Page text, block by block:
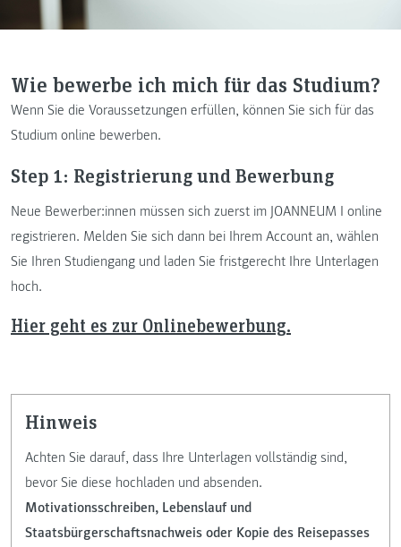
Wie bewerbe ich mich für das Studium?
Wenn Sie die Voraussetzungen erfüllen, können Sie sich für das
Studium online bewerben.
Step 1: Registrierung und Bewerbung
Neue Bewerber:innen müssen sich zuerst im JOANNEUM I online
registrieren. Melden Sie sich dann bei Ihrem Account an, wählen
Sie Ihren Studiengang und laden Sie fristgerecht Ihre Unterlagen
hoch.
Hier geht es zur Onlinebewerbung.
Hinweis
Achten Sie darauf, dass Ihre Unterlagen vollständig sind,
bevor Sie diese hochladen und absenden.
Motivationsschreiben, Lebenslauf und
Staatsbürgerschaftsnachweis oder Kopie des Reisepasses